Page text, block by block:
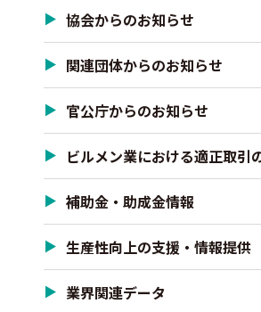
協会からのお知らせ
関連団体からのお知らせ
官公庁からのお知らせ
ビルメン業における適正取引
補助金・助成金情報
生産性向上の支援・情報提供
業界関連データ